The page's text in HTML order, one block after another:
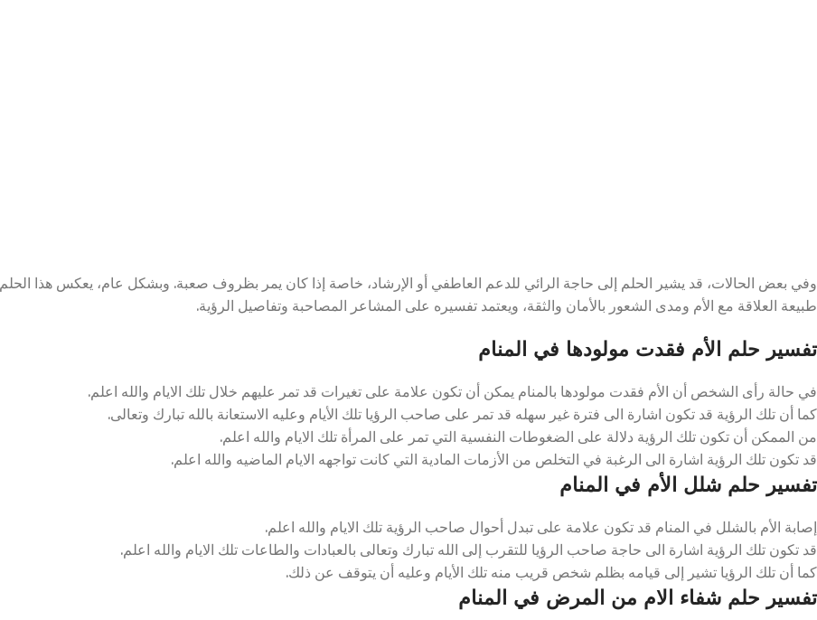
وفي بعض الحالات، قد يشير الحلم إلى حاجة الرائي للدعم العاطفي أو الإرشاد، خاصة إذا كان يمر بظروف صعبة. وبشكل عام، يعكس هذا الحلم
طبيعة العلاقة مع الأم ومدى الشعور بالأمان والثقة، ويعتمد تفسيره على المشاعر المصاحبة وتفاصيل الرؤية.
تفسير حلم الأم فقدت مولودها في المنام
في حالة رأى الشخص أن الأم فقدت مولودها بالمنام يمكن أن تكون علامة على تغيرات قد تمر عليهم خلال تلك الايام والله اعلم.
كما أن تلك الرؤية قد تكون اشارة الى فترة غير سهله قد تمر على صاحب الرؤيا تلك الأيام وعليه الاستعانة بالله تبارك وتعالى.
من الممكن أن تكون تلك الرؤية دلالة على الضغوطات النفسية التي تمر على المرأة تلك الايام والله اعلم.
قد تكون تلك الرؤية اشارة الى الرغبة في التخلص من الأزمات المادية التي كانت تواجهه الايام الماضيه والله اعلم.
تفسير حلم شلل الأم في المنام
إصابة الأم بالشلل في المنام قد تكون علامة على تبدل أحوال صاحب الرؤية تلك الايام والله اعلم.
قد تكون تلك الرؤية اشارة الى حاجة صاحب الرؤيا للتقرب إلى الله تبارك وتعالى بالعبادات والطاعات تلك الايام والله اعلم.
كما أن تلك الرؤيا تشير إلى قيامه بظلم شخص قريب منه تلك الأيام وعليه أن يتوقف عن ذلك.
تفسير حلم شفاء الام من المرض في المنام